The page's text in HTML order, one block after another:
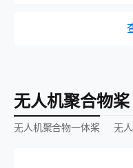
无人机聚合物桨
无人机聚合物一体桨 无